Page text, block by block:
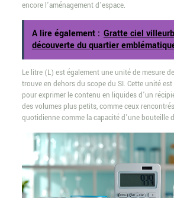
encore l’aménagement d’espace.
A lire également : Gratte ciel
découverte du quartier
Le litre (L) est également une unité de mesure
trouve en dehors du scope du SI. Cette unité
pour exprimer le contenu en liquides d’un
des volumes plus petits, comme ceux
quotidienne comme la capacité d’une bouteille